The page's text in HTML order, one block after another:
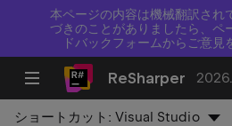
本ページの内容は機械翻訳され
づきのことがありましたら、ペ
ドバックフォームからご意見
ReSharper
ショートカット:Visual Studio